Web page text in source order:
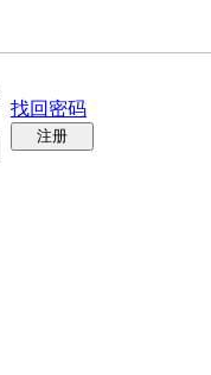
找回密码
注册